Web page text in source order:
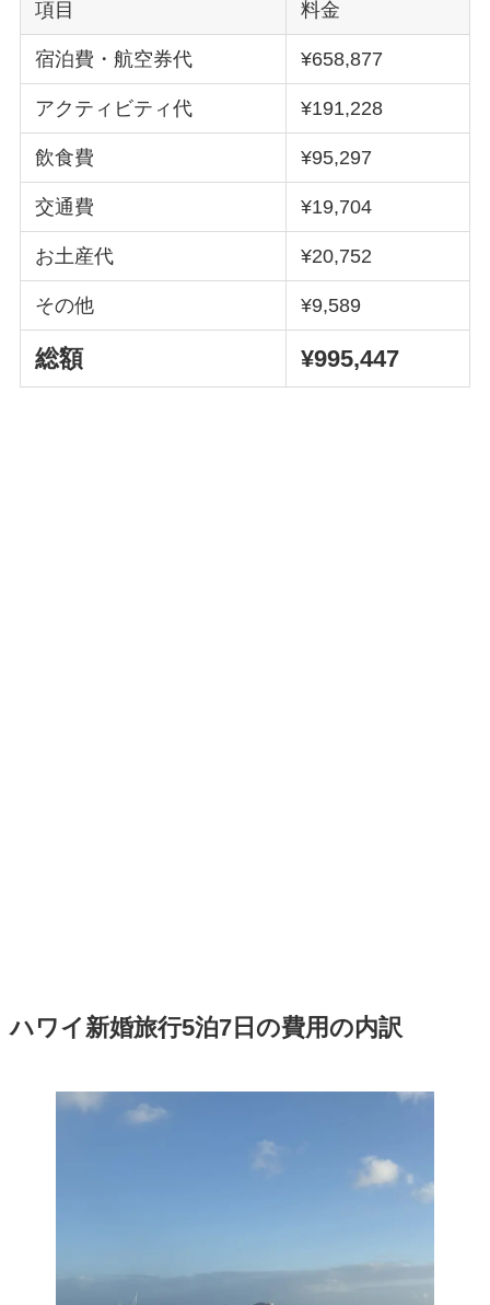
項目 料金
宿泊費・航空券代 ¥658,877
アクティビティ代 ¥191,228
飲食費 ¥95,297
交通費 ¥19,704
お土産代 ¥20,752
その他 ¥9,589
総額 ¥995,447
ハワイ新婚旅行5泊7日の費用の内訳